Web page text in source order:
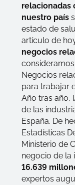
relacionadas
nuestro país
estado de
artículo de
negocios
Negocios
para trabajar
Año tras año,
de las
España. De
Estadísticas
Ministerio de
negocio de la
16.639
expertos